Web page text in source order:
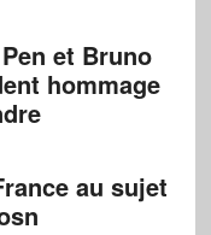
et Bruno
hommage
au sujet